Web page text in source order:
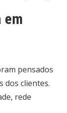
em
pensados
dos clientes.
rede